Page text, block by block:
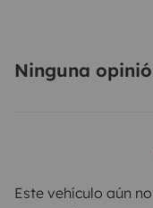
Ninguna
Este vehículo aún